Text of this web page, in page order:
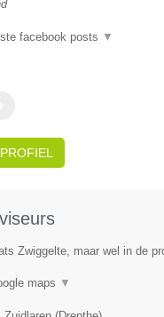
facebook posts ▼
Zwiggelte, maar wel in de
maps ▼